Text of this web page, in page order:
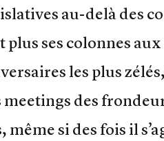
au-delà des
plus ses colonnes
les plus
des
si des fois il